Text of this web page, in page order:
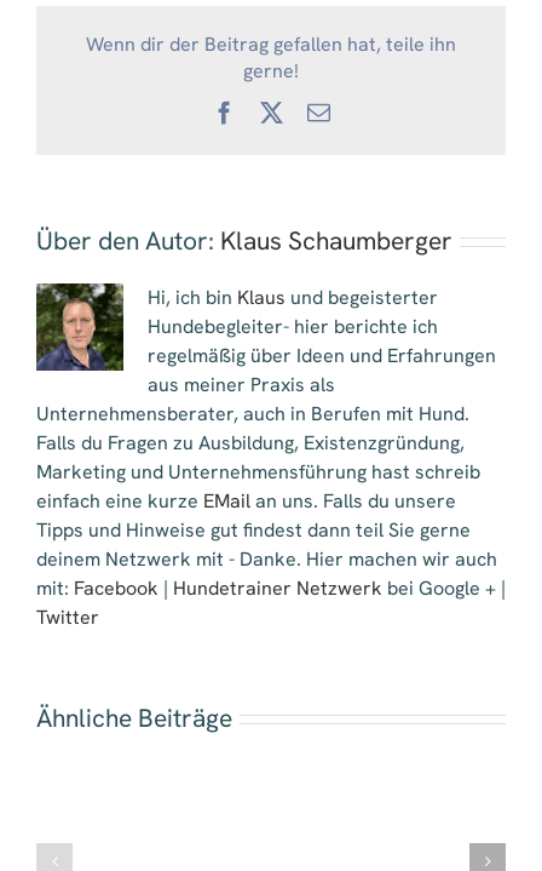
mit
Wenn dir der Beitrag gefallen hat, teile ihn
gerne!
Facebook
X
E-
Über den Autor: Klaus Schaumberger
Hi, ich bin Klaus und begeisterter
Hundebegleiter- hier berichte ich
regelmäßig über Ideen und Erfahrungen
aus meiner Praxis als
Unternehmensberater, auch in Berufen mit Hund.
Falls du Fragen zu Ausbildung, Existenzgründung,
Marketing und Unternehmensführung hast schreib
einfach eine kurze EMailan uns. Falls du unsere
Tipps und Hinweise gut findest dann teil Sie gerne
deinem Netzwerk mit - Danke. Hier machen wir auch
mit: Facebook | Hundetrainer Netzwerk bei Google + |
Twitter
Ähnliche Beiträge